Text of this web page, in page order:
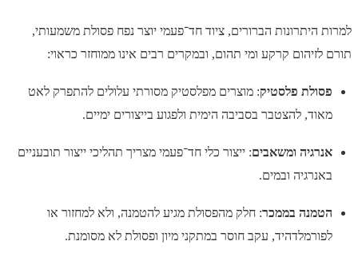
למרות היתרונות הברורים, ציוד חד־פעמי יוצר נפח פסולת משמעותי,
תורם לזיהום קרקע ומי תהום, ובמקרים רבים אינו ממוחזר כראוי:
פסולת פלסטיק: מוצרים מפלסטיק מסורתי עלולים להתפרק לאט
מאוד, להצטבר בסביבה הימית ולפגוע בייצורים ימיים.
אנרגיה ומשאבים: ייצור כלי חד־פעמי מצריך תהליכי ייצור תובעניים
באנרגיה ובמים.
הטמנה בממכר: חלק מהפסולת מגיע להטמנה, ולא למחזור או
לפורמלדהיד, עקב חוסר במתקני מיון ופסולת לא מסומנת.